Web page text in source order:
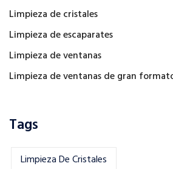
Limpieza de cristales
Limpieza de escaparates
Limpieza de ventanas
Limpieza de ventanas de gran
Tags
Limpieza De Cristales